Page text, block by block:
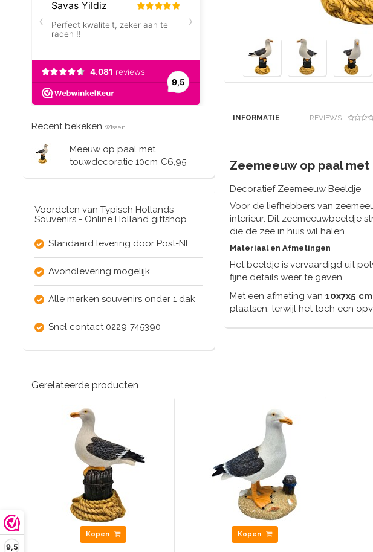
9,5
Recent bekeken Wissen
Meeuw op paal met
touwdecoratie 10cm €6,95
Voordelen van Typisch Hollands -
Souvenirs - Online Holland giftshop
Standaard levering door Post-NL
Avondlevering mogelijk
Alle merken souvenirs onder 1 dak
Snel contact 0229-745390
INFORMATIE REVIEWS
Zeemeeuw op paal
Decoratief Zeemeeuw Beeldje
Voor de liefhebbers van
interieur. Dit zeemeeuwbeeldje
die de zee in huis wil halen.
Materiaal en Afmetingen
Het beeldje is vervaardigd uit
fijne details weer te geven.
Met een afmeting van 10x7x5 cm
plaatsen, terwijl het toch een
Gerelateerde producten
Kopen Kopen